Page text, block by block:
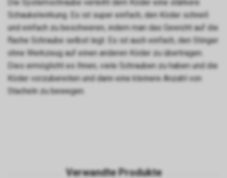
Die Systemschraube verleiht dem Köder eine stärkere
Schaukelwirkung. Es ist super einfach, den Köder schnell
und einfach zu beschweren, indem man das Gewicht auf die
flache Schraube selbst legt. Es ist auch einfach, den Stinger
ohne Werkzeug auf einen anderen Köder zu übertragen.
Dies ermöglicht es Ihnen, viele Schrauben zu haben und die
Köder vorzubereiten und dann eine kleinere Anzahl von
Stacheln zu bewegen.